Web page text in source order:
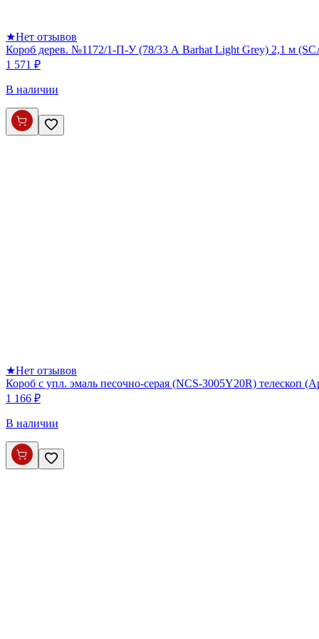
★Нет отзывов
Короб дерев. №1172/1-П-У (78/33 А Barhat Light Grey) 2,1 м
1 571 ₽
В наличии
★Нет отзывов
Короб с упл. эмаль песочно-серая (NCS-3005Y20R) телескоп
1 166 ₽
В наличии